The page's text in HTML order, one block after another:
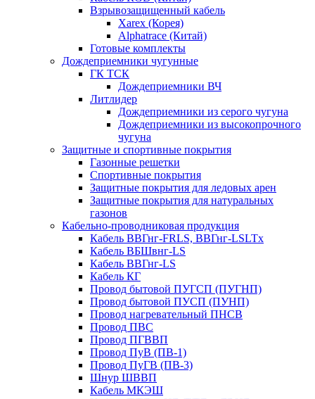
Взрывозащищенный кабель
Xarex (Корея)
Alphatrace (Китай)
Готовые комплекты
Дождеприемники чугунные
ГК ТСК
Дождеприемники ВЧ
Литлидер
Дождеприемники из серого чугуна
Дождеприемники из высокопрочного
чугуна
Защитные и спортивные покрытия
Газонные решетки
Спортивные покрытия
Защитные покрытия для ледовых арен
Защитные покрытия для натуральных
газонов
Кабельно-проводниковая продукция
Кабель ВВГнг-FRLS, ВВГнг-LSLTx
Кабель ВБШвнг-LS
Кабель ВВГнг-LS
Кабель КГ
Провод бытовой ПУГСП (ПУГНП)
Провод бытовой ПУСП (ПУНП)
Провод нагревательный ПНСВ
Провод ПВС
Провод ПГВВП
Провод ПуВ (ПВ-1)
Провод ПуГВ (ПВ-3)
Шнур ШВВП
Кабель МКЭШ